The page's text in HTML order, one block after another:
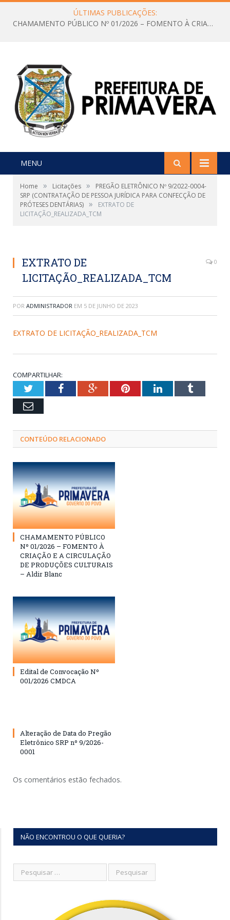
ÚLTIMAS PUBLICAÇÕES:
CHAMAMENTO PÚBLICO Nº 01/2026 – FOMENTO À CRIAÇÃO E A CIRCULAÇÃO DE PRODUÇÕES CULTURAIS – Aldir Blanc
MENU
Home » Licitações »
PREGÃO ELETRÔNICO Nº 9/2022-0004-
SRP (CONTRATAÇÃO DE PESSOA JURÍDICA PARA CONFECÇÃO DE
PRÓTESES DENTÁRIAS) »
EXTRATO DE
LICITAÇÃO_REALIZADA_TCM
EXTRATO DE
LICITAÇÃO_REALIZADA_TCM
0
POR ADMINISTRADOR EM 5 DE JUNHO DE 2023
EXTRATO DE LICITAÇÃO_REALIZADA_TCM
COMPARTILHAR:
TwitterFacebookGoogle+PinterestLinkedInTumblr
Email
CONTEÚDO RELACIONADO
CHAMAMENTO PÚBLICO
Nº 01/2026 – FOMENTO À
CRIAÇÃO E A CIRCULAÇÃO
DE PRODUÇÕES CULTURAIS
– Aldir Blanc
Edital de Convocação Nº
001/2026 CMDCA
Alteração de Data do Pregão
Eletrônico SRP nº 9/2026-
0001
Os comentários estão fechados.
NÃO ENCONTROU O QUE QUERIA?